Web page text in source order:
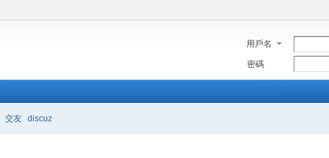
用戶名
密碼
交友 discuz